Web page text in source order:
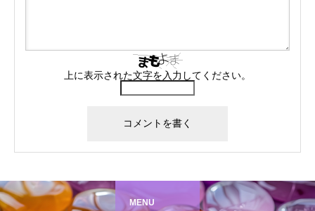
上に表示された文字を入力してください。
MENU